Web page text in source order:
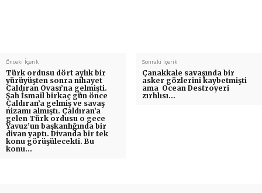
Önceki İçerik
Türk ordusu dört aylık bir
yürüyüşten sonra nihayet
Çaldıran Ovası’na gelmişti.
Şah İsmail birkaç gün önce
Çaldıran’a gelmiş ve savaş
nizamı almıştı. Çaldıran’a
gelen Türk ordusu o gece
Yavuz’un başkanlığında bir
divan yaptı. Divanda bir tek
konu görüşülecekti. Bu
konu…
Sonraki İçerik
Çanakkale savaşında bir
asker gözlerini kaybetmişti
ama Ocean Destroyeri
zırhlısı…